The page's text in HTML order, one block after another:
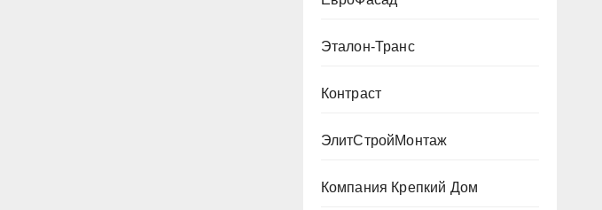
Эталон-Транс
Контраст
ЭлитСтройМонтаж
Компания Крепкий Дом